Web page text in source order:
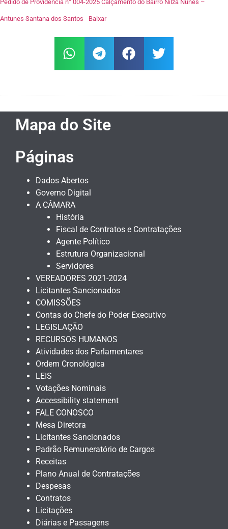
Pedido de Providência n° 004-2025 Calçamento do Bairro Nilza Nunes –
Antunes Santana dos Santos Baixar
Mapa do Site
Páginas
Dados Abertos
Governo Digital
A CÂMARA
História
Fiscal de Contratos e Contratações
Agente Político
Estrutura Organizacional
Servidores
VEREADORES 2021-2024
Licitantes Sancionados
COMISSÕES
Contas do Chefe do Poder Executivo
LEGISLAÇÃO
RECURSOS HUMANOS
Atividades dos Parlamentares
Ordem Cronológica
LEIS
Votações Nominais
Accessibility statement
FALE CONOSCO
Mesa Diretora
Licitantes Sancionados
Padrão Remuneratório de Cargos
Receitas
Plano Anual de Contratações
Despesas
Contratos
Licitações
Diárias e Passagens